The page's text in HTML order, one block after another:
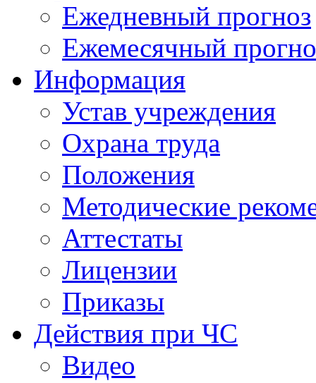
Ежедневный прогноз
Ежемесячный
Информация
Устав учреждения
Охрана труда
Положения
Методические
Аттестаты
Лицензии
Приказы
Действия при ЧС
Видео